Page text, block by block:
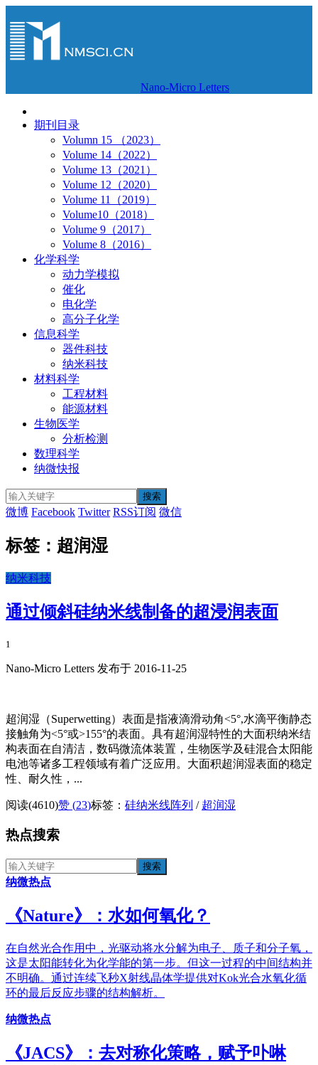
Nano-Micro Letters
期刊目录
Volumn 15 （2023）
Volume 14（2022）
Volume 13（2021）
Volume 12（2020）
Volume 11（2019）
Volume10（2018）
Volume 9（2017）
Volume 8（2016）
化学科学
动力学模拟
催化
电化学
高分子化学
信息科学
器件科技
纳米科技
材料科学
工程材料
能源材料
生物医学
分析检测
数理科学
纳微快报
微博 Facebook Twitter RSS订阅 微信
标签：超润湿
纳米科技
通过倾斜硅纳米线制备的超浸润表面
1
Nano-Micro Letters 发布于 2016-11-25
超润湿（Superwetting）表面是指液滴滑动角<5°,水滴平衡静态
接触角为<5°或>155°的表面。具有超润湿特性的大面积纳米结
构表面在自清洁，数码微流体装置，生物医学及硅混合太阳能
电池等诸多工程领域有着广泛应用。大面积超润湿表面的稳定
性、耐久性，...
阅读(4610)赞 (23)标签： 硅纳米线阵列 / 超润湿
热点搜索
纳微热点
《​Nature》：水如何氧化？
在自然光合作用中，光驱动将水分解为电子、质子和分子氧，
这是太阳能转化为化学能的第一步。但这一过程的中间结构并
不明确。通过连续飞秒X射线晶体学提供对Kok光合水氧化循
环的最后反应步骤的结构解析。
纳微热点
《JACS》：去对称化策略，赋予卟啉